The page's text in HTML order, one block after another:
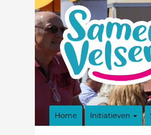
Home Initiatieven